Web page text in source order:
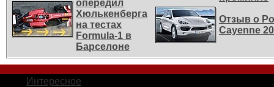
опередил
Хюлькенберга
на тестах
Formula-1 в
Барселоне
Отзыв о
Cayenne
Интересное